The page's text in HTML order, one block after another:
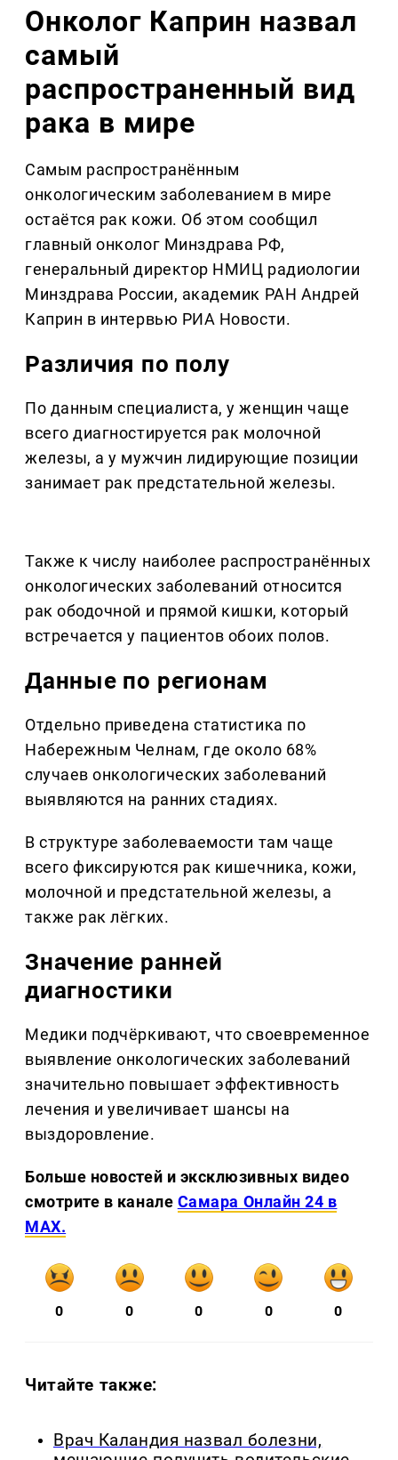
Онколог Каприн назвал
самый
распространенный вид
рака в мире
Самым распространённым
онкологическим заболеванием в мире
остаётся рак кожи. Об этом сообщил
главный онколог Минздрава РФ,
генеральный директор НМИЦ радиологии
Минздрава России, академик РАН Андрей
Каприн в интервью РИА Новости.
Различия по полу
По данным специалиста, у женщин чаще
всего диагностируется рак молочной
железы, а у мужчин лидирующие позиции
занимает рак предстательной железы.
Также к числу наиболее распространённых
онкологических заболеваний относится
рак ободочной и прямой кишки, который
встречается у пациентов обоих полов.
Данные по регионам
Отдельно приведена статистика по
Набережным Челнам, где около 68%
случаев онкологических заболеваний
выявляются на ранних стадиях.
В структуре заболеваемости там чаще
всего фиксируются рак кишечника, кожи,
молочной и предстательной железы, а
также рак лёгких.
Значение ранней
диагностики
Медики подчёркивают, что своевременное
выявление онкологических заболеваний
значительно повышает эффективность
лечения и увеличивает шансы на
выздоровление.
Больше новостей и эксклюзивных видео
смотрите в канале Самара Онлайн 24 в
MAX.
0 0 0 0 0
Читайте также:
Врач Каландия назвал болезни,